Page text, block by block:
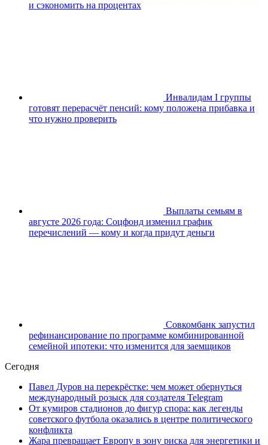
и сэкономить на процентах
Инвалидам I группы
готовят перерасчёт пенсий: кому положена прибавка и
что нужно проверить
Выплаты семьям в
августе 2026 года: Соцфонд изменил график
перечислений — кому и когда придут деньги
Совкомбанк запустил
рефинансирование по программе комбинированной
семейной ипотеки: что изменится для заемщиков
Сегодня
Павел Дуров на перекрёстке: чем может обернуться
международный розыск для создателя Telegram
От кумиров стадионов до фигур спора: как легенды
советского футбола оказались в центре политического
конфликта
Жара превращает Европу в зону риска для энергетики и